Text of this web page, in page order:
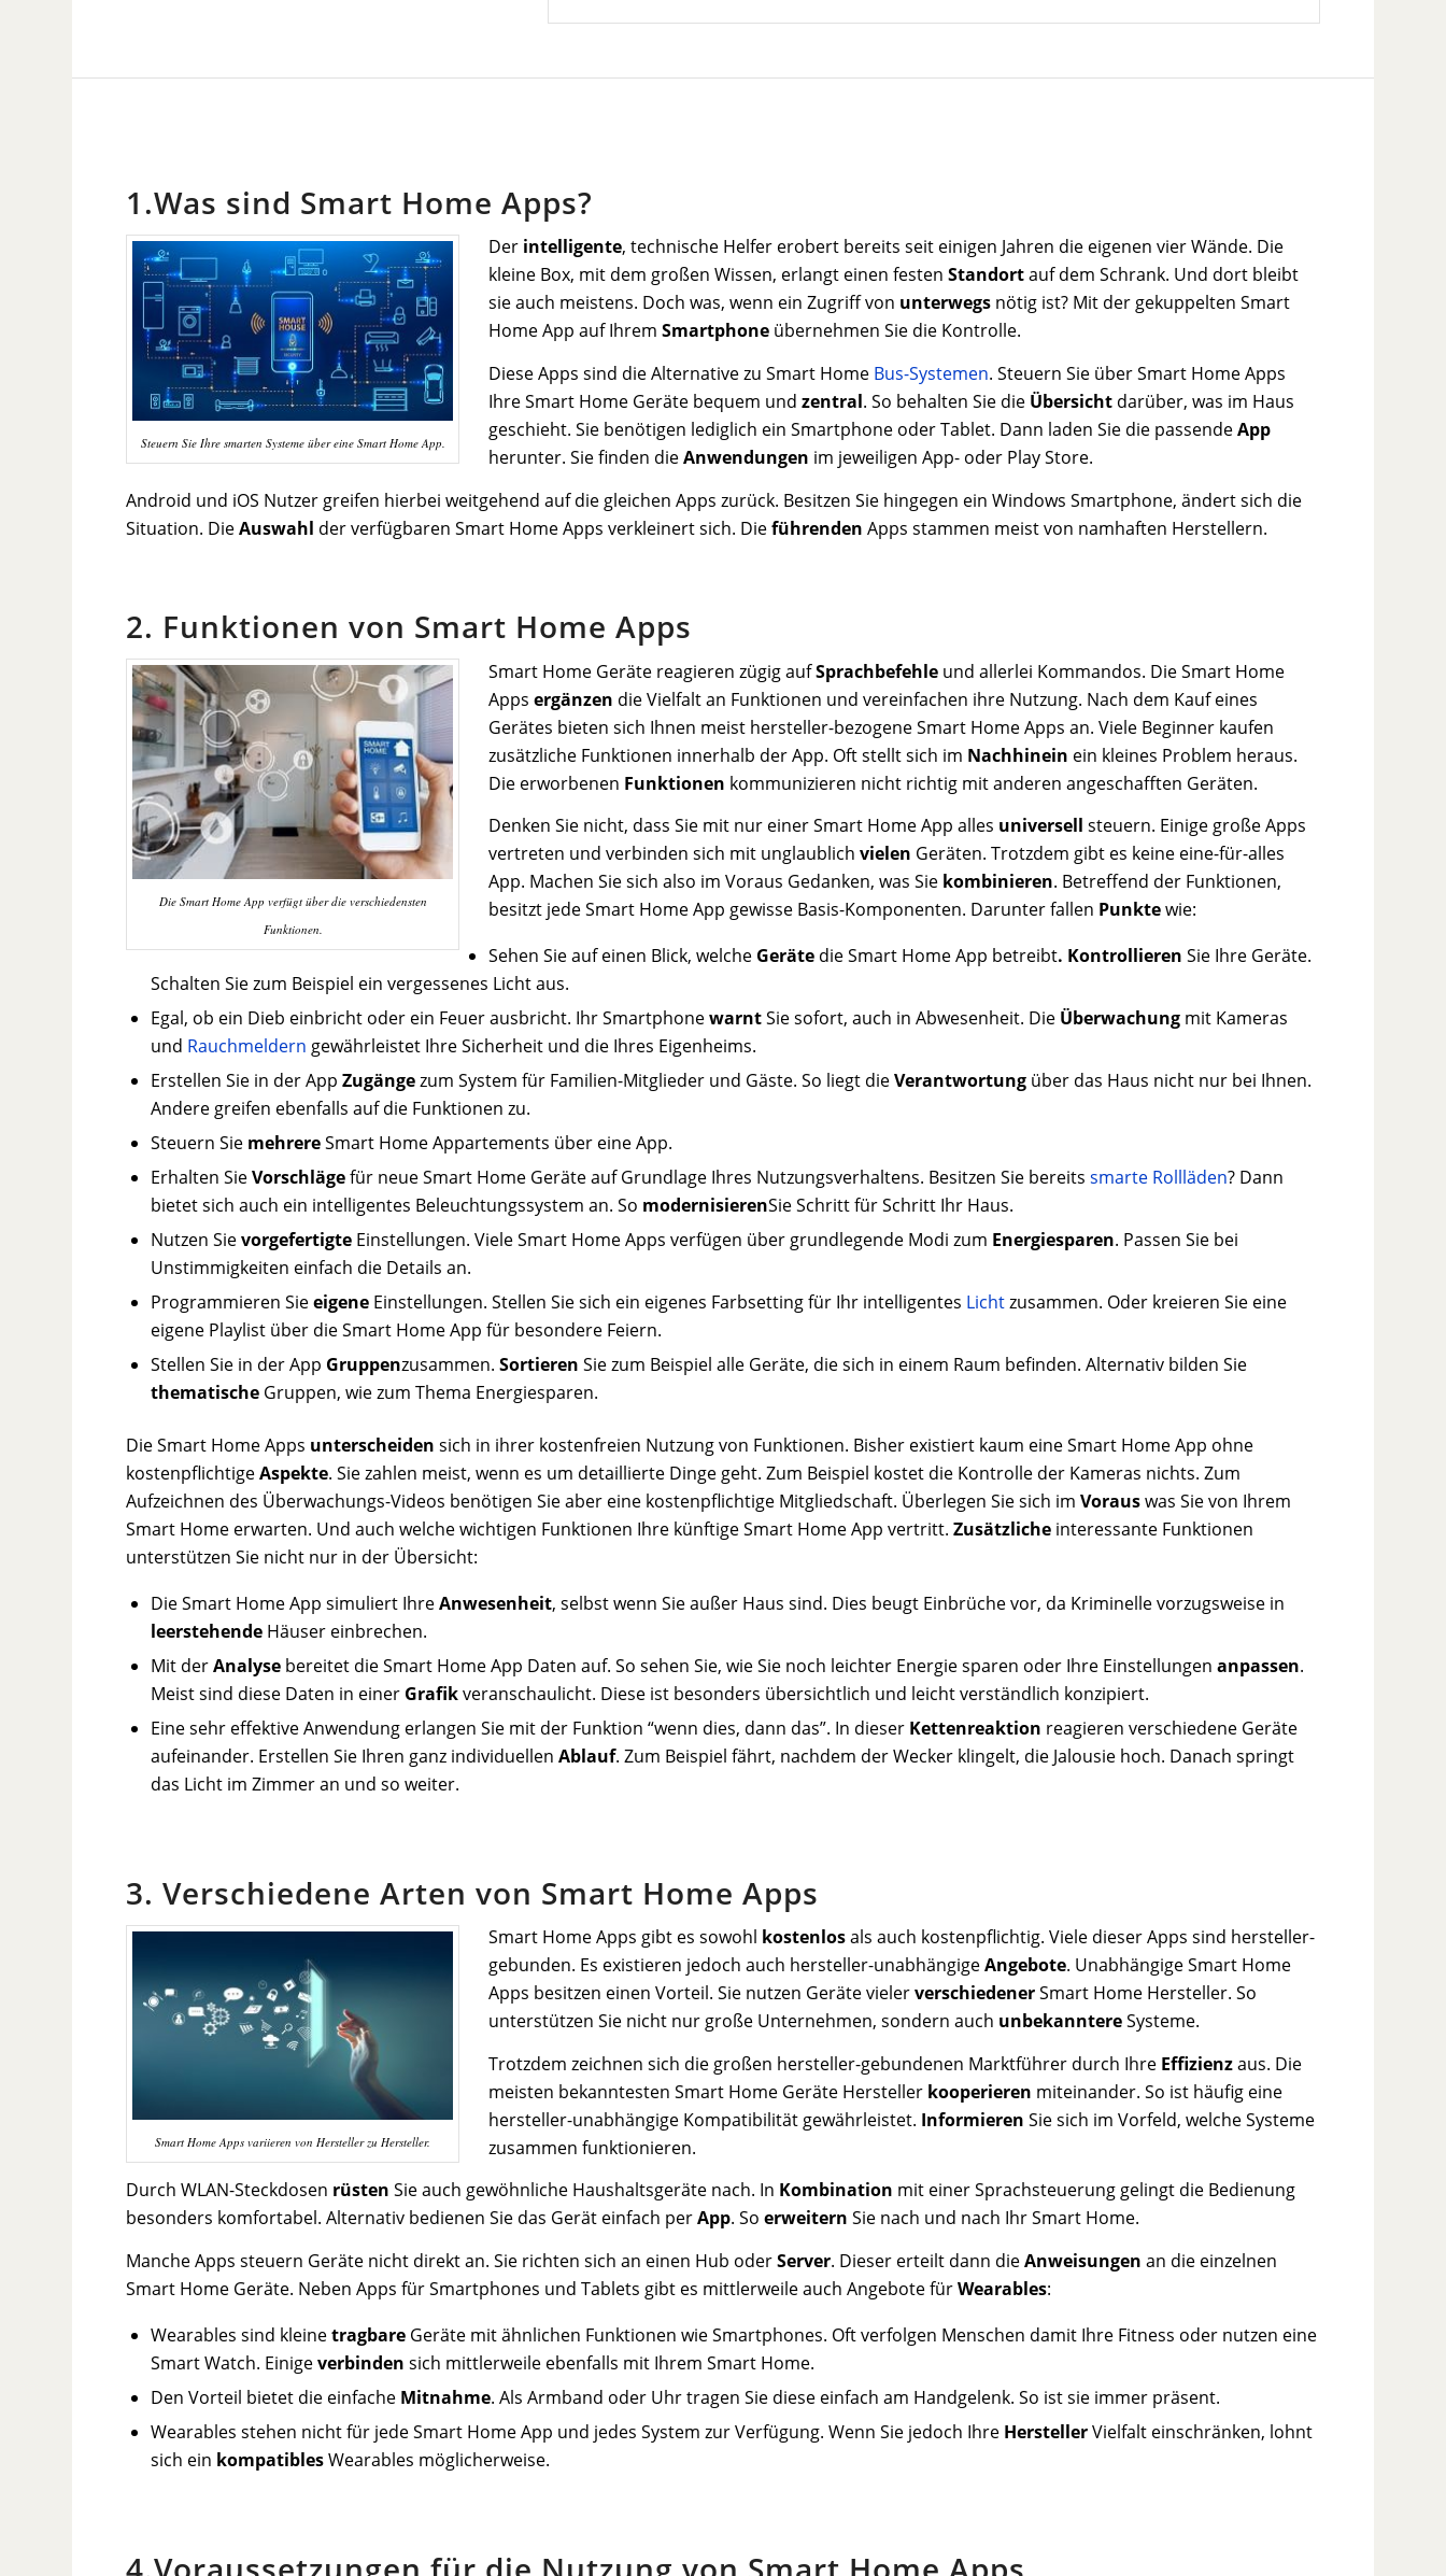
1.Was sind Smart Home Apps?
Steuern Sie Ihre smarten Systeme über eine Smart Home App.
Der intelligente, technische Helfer erobert bereits seit einigen Jahren die eigenen vier Wände. Die
kleine Box, mit dem großen Wissen, erlangt einen festenStandortauf dem Schrank. Und dort bleibt
sie auch meistens. Doch was, wenn ein Zugriff von unterwegs nötig ist? Mit der gekuppelten Smart
Home App auf IhremSmartphone übernehmen Sie die Kontrolle.
Diese Apps sind die Alternative zu Smart Home Bus-Systemen. Steuern Sie über Smart Home Apps
Ihre Smart Home Geräte bequem undzentral. So behalten Sie die Übersicht darüber, was im Haus
geschieht. Sie benötigen lediglich ein Smartphone oder Tablet. Dann laden Sie die passendeApp
herunter. Sie finden dieAnwendungen im jeweiligen App- oder Play Store.
Android und iOS Nutzer greifen hierbei weitgehend auf die gleichen Apps zurück. Besitzen Sie hingegen ein Windows Smartphone, ändert sich die
Situation. DieAuswahl der verfügbaren Smart Home Apps verkleinert sich. DieführendenApps stammen meist von namhaften Herstellern.
2. Funktionen von Smart Home Apps
Die Smart Home App verfügt über die verschiedensten
Funktionen.
Smart Home Geräte reagieren zügig aufSprachbefehle und allerlei Kommandos. Die Smart Home
Appsergänzen die Vielfalt an Funktionen und vereinfachen ihre Nutzung. Nach dem Kauf eines
Gerätes bieten sich Ihnen meist hersteller-bezogene Smart Home Apps an. Viele Beginner kaufen
zusätzliche Funktionen innerhalb der App. Oft stellt sich im Nachhinein ein kleines Problem heraus.
Die erworbenen Funktionen kommunizieren nicht richtig mit anderen angeschafften Geräten.
Denken Sie nicht, dass Sie mit nur einer Smart Home App alles universellsteuern. Einige große Apps
vertreten und verbinden sich mit unglaublichvielen Geräten. Trotzdem gibt es keine eine-für-alles
App. Machen Sie sich also im Voraus Gedanken, was Sie kombinieren. Betreffend der Funktionen,
besitzt jede Smart Home App gewisse Basis-Komponenten. Darunter fallen Punktewie:
Sehen Sie auf einen Blick, welche Geräte die Smart Home App betreibt. KontrollierenSie Ihre Geräte.
Schalten Sie zum Beispiel ein vergessenes Licht aus.
Egal, ob ein Dieb einbricht oder ein Feuer ausbricht. Ihr SmartphonewarntSie sofort, auch in Abwesenheit. Die Überwachung mit Kameras
und Rauchmeldern gewährleistet Ihre Sicherheit und die Ihres Eigenheims.
Erstellen Sie in der AppZugängezum System für Familien-Mitglieder und Gäste. So liegt dieVerantwortung über das Haus nicht nur bei Ihnen.
Andere greifen ebenfalls auf die Funktionen zu.
Steuern Sie mehrereSmart Home Appartements über eine App.
Erhalten SieVorschlägefür neue Smart Home Geräte auf Grundlage Ihres Nutzungsverhaltens. Besitzen Sie bereitssmarte Rollläden? Dann
bietet sich auch ein intelligentes Beleuchtungssystem an. So modernisierenSie Schritt für Schritt Ihr Haus.
Nutzen Sievorgefertigte Einstellungen. Viele Smart Home Apps verfügen über grundlegende Modi zum Energiesparen. Passen Sie bei
Unstimmigkeiten einfach die Details an.
Programmieren Sieeigene Einstellungen. Stellen Sie sich ein eigenes Farbsetting für Ihr intelligentes Lichtzusammen. Oder kreieren Sie eine
eigene Playlist über die Smart Home App für besondere Feiern.
Stellen Sie in der App Gruppenzusammen.Sortieren Sie zum Beispiel alle Geräte, die sich in einem Raum befinden. Alternativ bilden Sie
thematische Gruppen, wie zum Thema Energiesparen.
Die Smart Home Apps unterscheidensich in ihrer kostenfreien Nutzung von Funktionen. Bisher existiert kaum eine Smart Home App ohne
kostenpflichtigeAspekte. Sie zahlen meist, wenn es um detaillierte Dinge geht. Zum Beispiel kostet die Kontrolle der Kameras nichts. Zum
Aufzeichnen des Überwachungs-Videos benötigen Sie aber eine kostenpflichtige Mitgliedschaft. Überlegen Sie sich imVorauswas Sie von Ihrem
Smart Home erwarten. Und auch welche wichtigen Funktionen Ihre künftige Smart Home App vertritt.Zusätzliche interessante Funktionen
unterstützen Sie nicht nur in der Übersicht:
Die Smart Home App simuliert IhreAnwesenheit, selbst wenn Sie außer Haus sind. Dies beugt Einbrüche vor, da Kriminelle vorzugsweise in
leerstehende Häuser einbrechen.
Mit derAnalyse bereitet die Smart Home App Daten auf. So sehen Sie, wie Sie noch leichter Energie sparen oder Ihre Einstellungenanpassen.
Meist sind diese Daten in einer Grafikveranschaulicht. Diese ist besonders übersichtlich und leicht verständlich konzipiert.
Eine sehr effektive Anwendung erlangen Sie mit der Funktion “wenn dies, dann das”. In dieser Kettenreaktion reagieren verschiedene Geräte
aufeinander. Erstellen Sie Ihren ganz individuellenAblauf. Zum Beispiel fährt, nachdem der Wecker klingelt, die Jalousie hoch. Danach springt
das Licht im Zimmer an und so weiter.
3. Verschiedene Arten von Smart Home Apps
Smart Home Apps variieren von Hersteller zu Hersteller.
Smart Home Apps gibt es sowohl kostenlosals auch kostenpflichtig. Viele dieser Apps sind hersteller-
gebunden. Es existieren jedoch auch hersteller-unabhängigeAngebote. Unabhängige Smart Home
Apps besitzen einen Vorteil. Sie nutzen Geräte vielerverschiedenerSmart Home Hersteller. So
unterstützen Sie nicht nur große Unternehmen, sondern auch unbekanntereSysteme.
Trotzdem zeichnen sich die großen hersteller-gebundenen Marktführer durch Ihre Effizienzaus. Die
meisten bekanntesten Smart Home Geräte Hersteller kooperieren miteinander. So ist häufig eine
hersteller-unabhängige Kompatibilität gewährleistet. Informieren Sie sich im Vorfeld, welche Systeme
zusammen funktionieren.
Durch WLAN-Steckdosen rüsten Sie auch gewöhnliche Haushaltsgeräte nach. In Kombination mit einer Sprachsteuerung gelingt die Bedienung
besonders komfortabel. Alternativ bedienen Sie das Gerät einfach perApp. Soerweitern Sie nach und nach Ihr Smart Home.
Manche Apps steuern Geräte nicht direkt an. Sie richten sich an einen Hub oderServer. Dieser erteilt dann dieAnweisungen an die einzelnen
Smart Home Geräte. Neben Apps für Smartphones und Tablets gibt es mittlerweile auch Angebote fürWearables:
Wearables sind kleinetragbare Geräte mit ähnlichen Funktionen wie Smartphones. Oft verfolgen Menschen damit Ihre Fitness oder nutzen eine
Smart Watch. Einigeverbinden sich mittlerweile ebenfalls mit Ihrem Smart Home.
Den Vorteil bietet die einfache Mitnahme. Als Armband oder Uhr tragen Sie diese einfach am Handgelenk. So ist sie immer präsent.
Wearables stehen nicht für jede Smart Home App und jedes System zur Verfügung. Wenn Sie jedoch Ihre HerstellerVielfalt einschränken, lohnt
sich ein kompatiblesWearables möglicherweise.